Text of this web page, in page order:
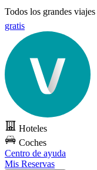
Todos los grandes viajes
gratis
Hoteles
Coches
Centro de ayuda
Mis Reservas